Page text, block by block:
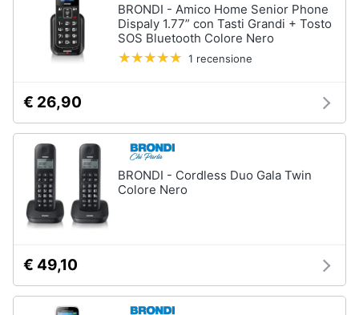
ricorrenze
Promozioni
Servizi
Assistenza
clienti
Esci
BRONDI - Amico Home Senior Phone
Dispaly 1.77” con Tasti Grandi + Tosto
SOS Bluetooth Colore Nero
1 recensione
€ 26,90
BRONDI - Cordless Duo Gala Twin
Colore Nero
€ 49,10